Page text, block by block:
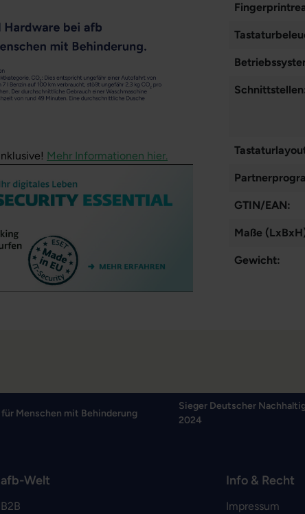
Mehr Informationen hier.
GTIN/EAN:
Maße
Gewicht:
Menschen mit Behinderung
Sieger Deutscher
2024
afb-Welt
B2B
Info & Recht
Impressum